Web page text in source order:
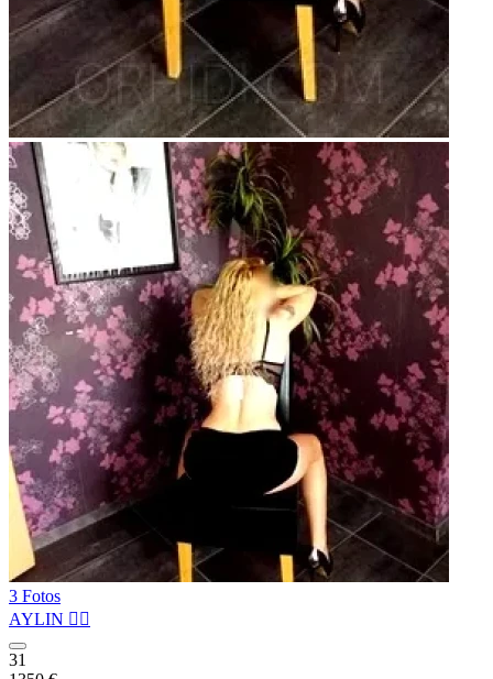
3 Fotos
AYLIN ❤️‍🔥
31